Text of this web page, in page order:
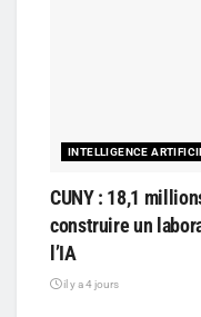
INTELLIGENCE
CUNY : 18,1
construire un
l’IA
il y a 4 jours